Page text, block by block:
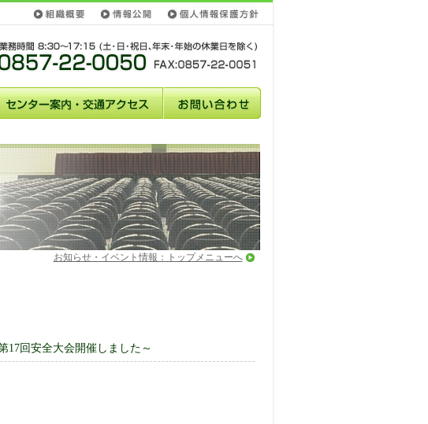
お知らせ・イベント情報：トップメニューへ
17回安全大会開催しました～